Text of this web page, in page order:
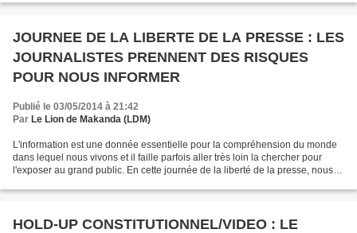
JOURNEE DE LA LIBERTE DE LA PRESSE : LES
JOURNALISTES PRENNENT DES RISQUES
POUR NOUS INFORMER
Publié le 03/05/2014 à 21:42
Par Le Lion de Makanda (LDM)
L'information est une donnée essentielle pour la compréhension du monde
dans lequel nous vivons et il faille parfois aller très loin la chercher pour
l'exposer au grand public. En cette journée de la liberté de la presse, nous
HOLD-UP CONSTITUTIONNEL/VIDEO : LE